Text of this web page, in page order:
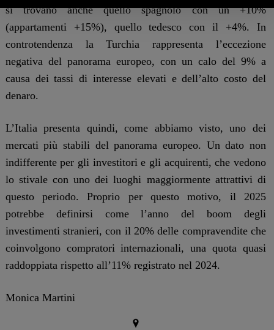
si trovano anche quello spagnolo con un +10%
(appartamenti +15%), quello tedesco con il +4%. In
controtendenza la Turchia rappresenta l’eccezione
negativa del panorama europeo, con un calo del 9% a
causa dei tassi di interesse elevati e dell’alto costo del
denaro.
L’Italia presenta quindi, come abbiamo visto, uno dei
mercati più stabili del panorama europeo. Un dato non
indifferente per gli investitori e gli acquirenti, che vedono
lo stivale con uno dei luoghi maggiormente attrattivi di
questo periodo. Proprio per questo motivo, il 2025
potrebbe definirsi come l’anno del boom degli
investimenti stranieri, con il 20% delle compravendite che
coinvolgono compratori internazionali, una quota quasi
raddoppiata rispetto all’11% registrato nel 2024.
Monica Martini